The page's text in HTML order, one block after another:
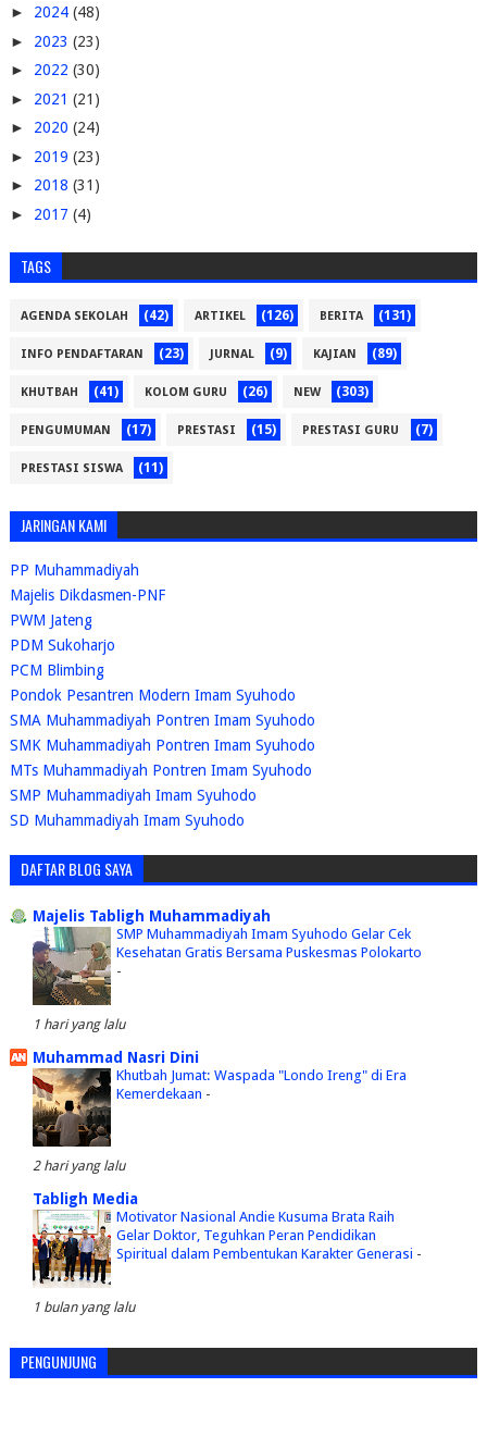
► 2024 (48)
► 2023 (23)
► 2022 (30)
► 2021 (21)
► 2020 (24)
► 2019 (23)
► 2018 (31)
► 2017 (4)
TAGS
AGENDA SEKOLAH (42) ARTIKEL (126) BERITA (131)
INFO PENDAFTARAN (23) JURNAL (9) KAJIAN (89)
KHUTBAH (41) KOLOM GURU (26) NEW (303)
PENGUMUMAN (17) PRESTASI (15) PRESTASI GURU (7)
PRESTASI SISWA (11)
JARINGAN KAMI
PP Muhammadiyah
Majelis Dikdasmen-PNF
PWM Jateng
PDM Sukoharjo
PCM Blimbing
Pondok Pesantren Modern Imam Syuhodo
SMA Muhammadiyah Pontren Imam Syuhodo
SMK Muhammadiyah Pontren Imam Syuhodo
MTs Muhammadiyah Pontren Imam Syuhodo
SMP Muhammadiyah Imam Syuhodo
SD Muhammadiyah Imam Syuhodo
DAFTAR BLOG SAYA
Majelis Tabligh Muhammadiyah
SMP Muhammadiyah Imam Syuhodo Gelar Cek
Kesehatan Gratis Bersama Puskesmas Polokarto
-
1 hari yang lalu
Muhammad Nasri Dini
Khutbah Jumat: Waspada "Londo Ireng" di Era
Kemerdekaan -
2 hari yang lalu
Tabligh Media
Motivator Nasional Andie Kusuma Brata Raih
Gelar Doktor, Teguhkan Peran Pendidikan
Spiritual dalam Pembentukan Karakter Generasi -
1 bulan yang lalu
PENGUNJUNG